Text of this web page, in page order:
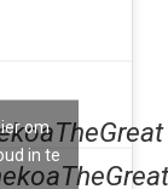
om
in te